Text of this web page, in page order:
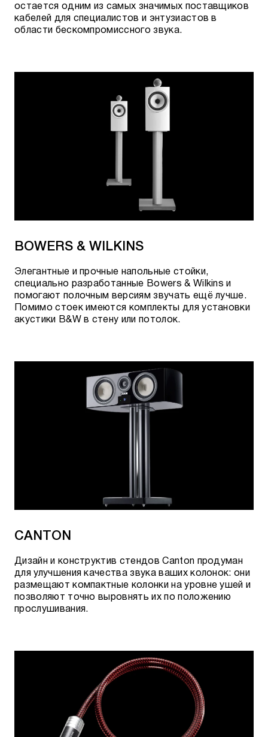
В мессенджерах: WhatsApp
По электронной почте: team@rovsky.audio
Гарантировать лучшие цены и качество
товара нам позволяет сотрудничество с
официальными поставщиками.
остается одним из самых значимых поставщиков
кабелей для специалистов и энтузиастов в
области бескомпромиссного звука.
BOWERS & WILKINS
Элегантные и прочные напольные стойки,
специально разработанные Bowers & Wilkins и
помогают полочным версиям звучать ещё лучше.
Помимо стоек имеются комплекты для установки
акустики B&W в стену или потолок.
CANTON
Дизайн и конструктив стендов Canton продуман
для улучшения качества звука ваших колонок: они
размещают компактные колонки на уровне ушей и
позволяют точно выровнять их по положению
прослушивания.